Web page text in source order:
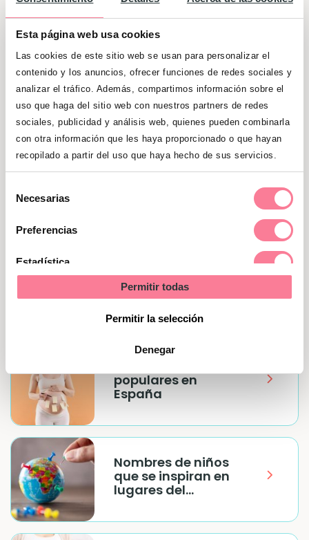
Esta página web usa cookies
Las cookies de este sitio web se usan para personalizar el
contenido y los anuncios, ofrecer funciones de redes sociales y
analizar el tráfico. Además, compartimos información sobre el
uso que haga del sitio web con nuestros partners de redes
sociales, publicidad y análisis web, quienes pueden combinarla
con otra información que les haya proporcionado o que hayan
recopilado a partir del uso que haya hecho de sus servicios.
Necesarias
Preferencias
Estadística
Permitir todas
Permitir la selección
Denegar
Origen
nombre
Empieza
con
la
letra
Termina
con
la
letra
Buscar nombre
También te puede interesar
Vocabulario de
utensilios del bebé
populares en
España
Nombres de niños
que se inspiran en
lugares del...